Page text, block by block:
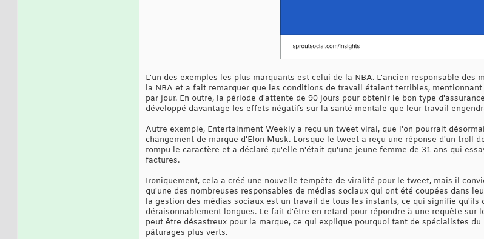
L'un des exemples les plus marquants est celui de la NBA. L'ancien responsable des
la NBA et a fait remarquer que les conditions de travail étaient terribles,
par jour. En outre, la période d'attente de 90 jours pour obtenir le bon type
développé davantage les effets négatifs sur la santé mentale que leur travail
Autre exemple, Entertainment Weekly a reçu un tweet viral, que l'on pourrait
changement de marque d'Elon Musk. Lorsque le tweet a reçu une réponse d'un troll
rompu le caractère et a déclaré qu'elle n'était qu'une jeune femme de 31 ans qui
factures.
Ironiquement, cela a créé une nouvelle tempête de viralité pour le tweet, mais il
qu'une des nombreuses responsables de médias sociaux qui ont été coupées dans
la gestion des médias sociaux est un travail de tous les instants, ce qui signifie
déraisonnablement longues. Le fait d'être en retard pour répondre à une requête sur
peut être désastreux pour la marque, ce qui explique pourquoi tant de spécialistes
pâturages plus verts.